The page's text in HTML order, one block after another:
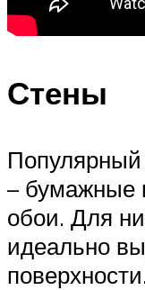
Стены
Популярный
– бумажные
обои. Для
идеально